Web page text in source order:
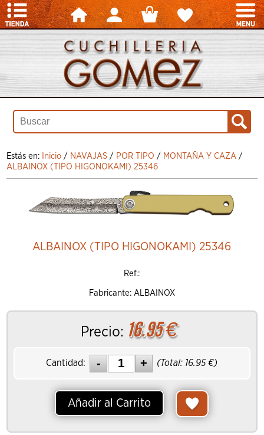
Estás en: Inicio / NAVAJAS / POR TIPO / MONTAÑA Y CAZA /
ALBAINOX (TIPO HIGONOKAMI) 25346
ALBAINOX (TIPO HIGONOKAMI) 25346
Ref.:
Fabricante: ALBAINOX
Precio: 16.95€
Cantidad: (Total: 16.95 €)
Añadir al Carrito